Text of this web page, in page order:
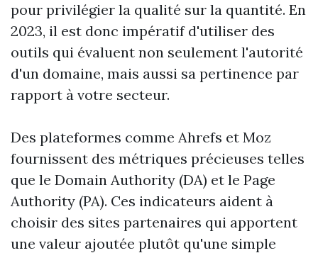
pour privilégier la qualité sur la quantité. En
2023, il est donc impératif d'utiliser des
outils qui évaluent non seulement l'autorité
d'un domaine, mais aussi sa pertinence par
rapport à votre secteur.
Des plateformes comme Ahrefs et Moz
fournissent des métriques précieuses telles
que le Domain Authority (DA) et le Page
Authority (PA). Ces indicateurs aident à
choisir des sites partenaires qui apportent
une valeur ajoutée plutôt qu'une simple